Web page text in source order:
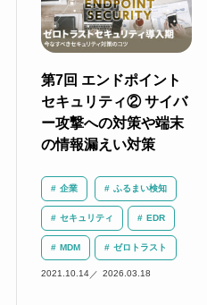
第7回 エンドポイント
セキュリティ② サイバ
ー攻撃への対策や端末
の情報漏えい対策
企業 ふるまい検知
セキュリティ EDR
MDM ゼロトラスト
2021.10.14 2026.03.18